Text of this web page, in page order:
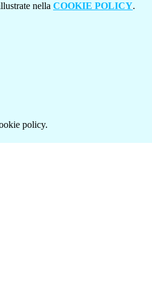
nella COOKIE POLICY.
policy.